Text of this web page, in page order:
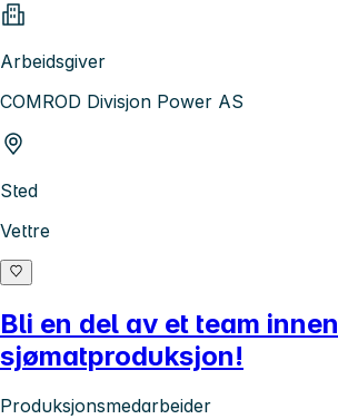
Arbeidsgiver
COMROD Divisjon Power AS
Sted
Vettre
Bli en del av et team innen
sjømatproduksjon!
Produksjonsmedarbeider